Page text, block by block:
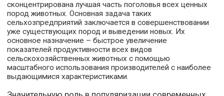
сконцентрирована лучшая часть поголовья всех ценных
пород животных. Основная задача таких
сельхозпредприятий заключается в совершенствовании
уже существующих пород и выведении новых. Их
основное назначение – быстрое увеличение
показателей продуктивности всех видов
сельскохозяйственных животных с помощью
масштабного использования производителей с наиболее
выдающимися характеристиками.